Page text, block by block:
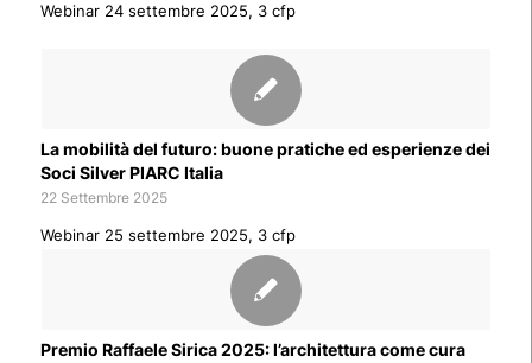
Webinar 24 settembre 2025, 3 cfp
La mobilità del futuro: buone pratiche ed esperienze dei
Soci Silver PIARC Italia
22 Settembre 2025
Webinar 25 settembre 2025, 3 cfp
Premio Raffaele Sirica 2025: l’architettura come cura